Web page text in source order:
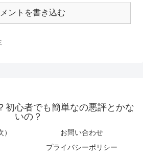
ントを書き込む
初心者でも簡単なの悪評とかな
いの？
お問い合わせ
プライバシーポリシー